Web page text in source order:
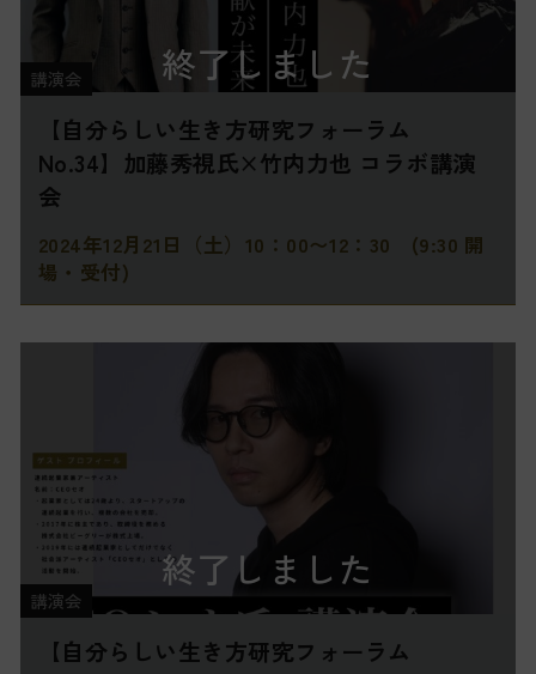
終了しました
講演会
【自分らしい生き方研究フォーラム
No.34】加藤秀視氏×竹内力也 コラボ講演
会
2024年12月21日（土）10：00〜12：30 (9:30 開
場・受付)
終了しました
講演会
【自分らしい生き方研究フォーラム